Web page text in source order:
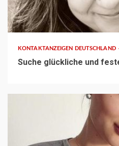
1 min read
KONTAKTANZEIGEN DEUTSCHLAND
Suche glückliche und